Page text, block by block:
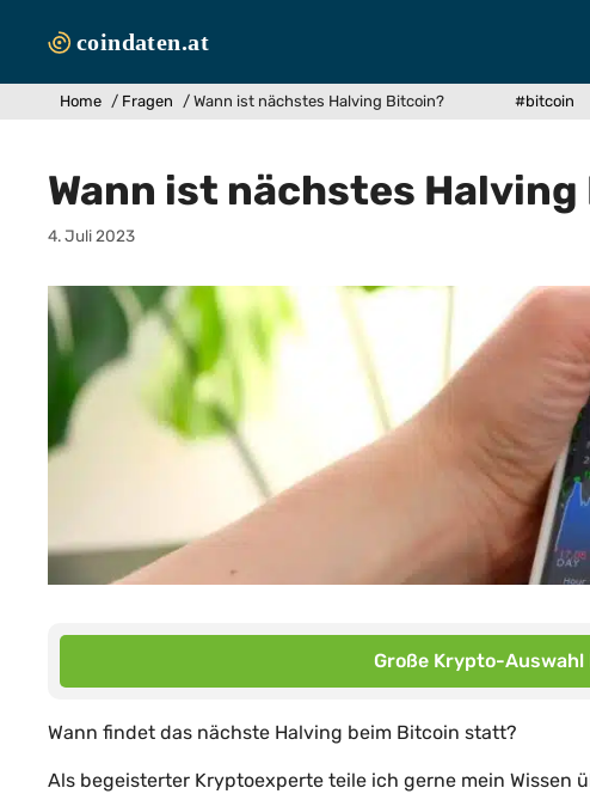
Inhalt
Home / Fragen / Wann ist nächstes Halving Bitcoin? #bitcoin
Wann ist nächstes
4. Juli 2023
Große Krypto-
Wann findet das nächste Halving beim Bitcoin statt?
Als begeisterter Kryptoexperte teile ich gerne mein Wissen